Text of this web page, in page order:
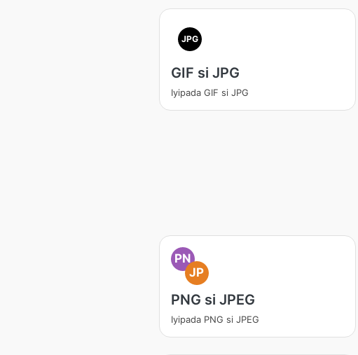
JPG
GIF si JPG
Iyipada GIF si JPG
PN
JP
PNG si JPEG
Iyipada PNG si JPEG